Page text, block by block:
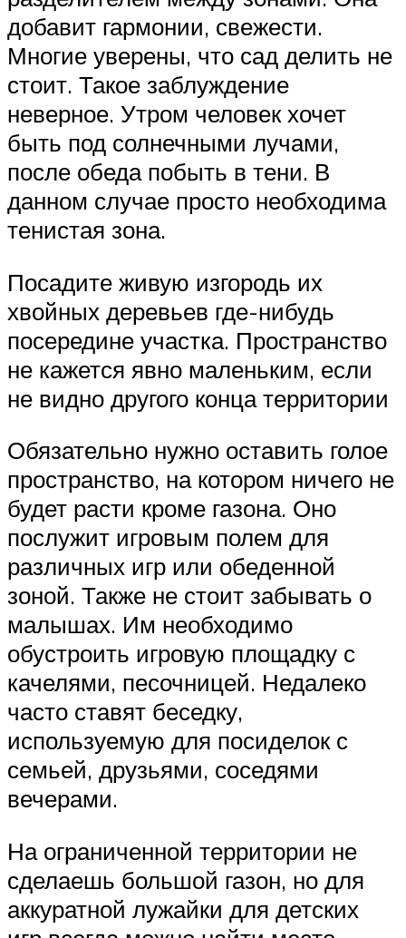
добавит гармонии, свежести.
Многие уверены, что сад делить не
стоит. Такое заблуждение
неверное. Утром человек хочет
быть под солнечными лучами,
после обеда побыть в тени. В
данном случае просто необходима
тенистая зона.
Посадите живую изгородь их
хвойных деревьев где-нибудь
посередине участка. Пространство
не кажется явно маленьким, если
не видно другого конца территории
Обязательно нужно оставить голое
пространство, на котором ничего не
будет расти кроме газона. Оно
послужит игровым полем для
различных игр или обеденной
зоной. Также не стоит забывать о
малышах. Им необходимо
обустроить игровую площадку с
качелями, песочницей. Недалеко
часто ставят беседку,
используемую для посиделок с
семьей, друзьями, соседями
вечерами.
На ограниченной территории не
сделаешь большой газон, но для
аккуратной лужайки для детских